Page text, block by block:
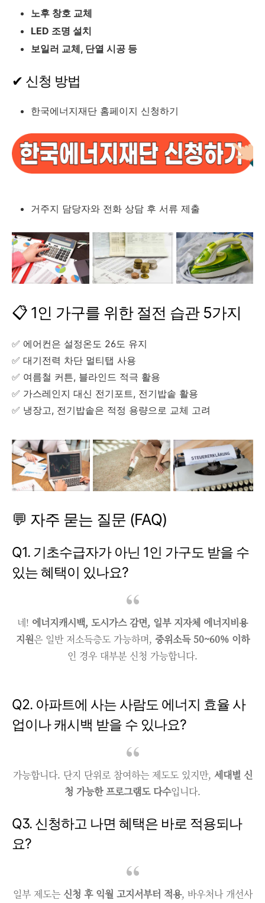
노후 창호 교체
LED 조명 설치
보일러 교체, 단열 시공 등
✔ 신청 방법
한국에너지재단 홈페이지 신청하기
거주지 담당자와 전화 상담 후 서류 제출
📋 1인 가구를 위한 절전 습관 5가지
✅ 에어컨은 설정온도 26도 유지
✅ 대기전력 차단 멀티탭 사용
✅ 여름철 커튼, 블라인드 적극 활용
✅ 가스레인지 대신 전기포트, 전기밥솥 활용
✅ 냉장고, 전기밥솥은 적정 용량으로 교체 고려
💬 자주 묻는 질문 (FAQ)
Q1. 기초수급자가 아닌 1인 가구도 받을 수
있는 혜택이 있나요?
네! 에너지캐시백, 도시가스 감면, 일부 지자체 에너지비용
지원은 일반 저소득층도 가능하며, 중위소득 50~60% 이하
인 경우 대부분 신청 가능합니다.
Q2. 아파트에 사는 사람도 에너지 효율 사
업이나 캐시백 받을 수 있나요?
가능합니다. 단지 단위로 참여하는 제도도 있지만, 세대별 신
청 가능한 프로그램도 다수입니다.
Q3. 신청하고 나면 혜택은 바로 적용되나
요?
일부 제도는 신청 후 익월 고지서부터 적용, 바우처나 개선사